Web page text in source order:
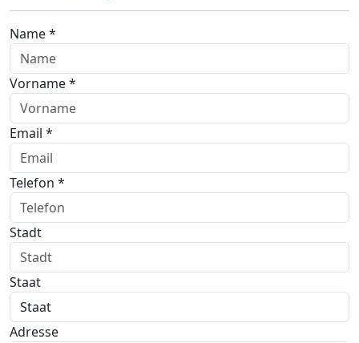
Name *
Vorname *
Email *
Telefon *
Stadt
Staat
Adresse